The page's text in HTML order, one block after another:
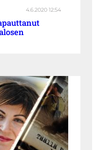
4.6.2020 12:54